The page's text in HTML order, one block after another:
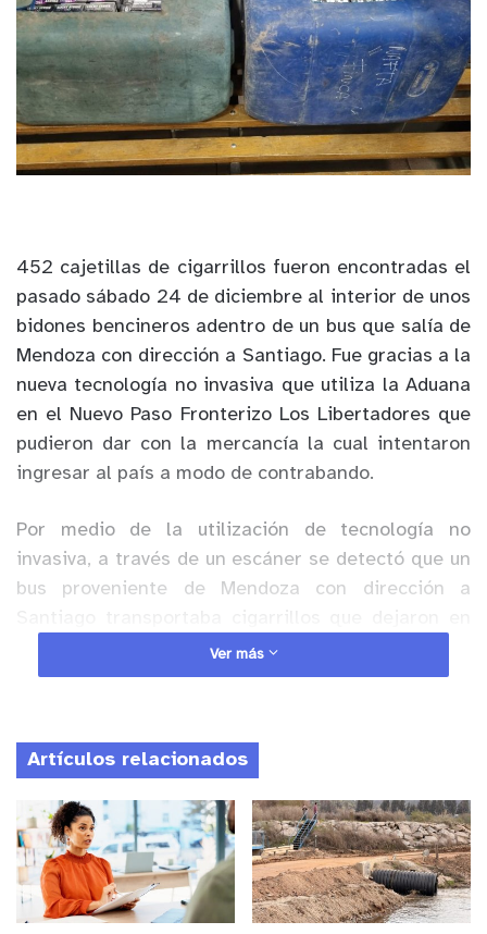
452 cajetillas de cigarrillos fueron encontradas el
pasado sábado 24 de diciembre al interior de unos
bidones bencineros adentro de un bus que salía de
Mendoza con dirección a Santiago. Fue gracias a la
nueva tecnología no invasiva que utiliza la Aduana
en el Nuevo Paso Fronterizo Los Libertadores que
pudieron dar con la mercancía la cual intentaron
ingresar al país a modo de contrabando.
Por medio de la utilización de tecnología no
invasiva, a través de un escáner se detectó que un
bus proveniente de Mendoza con dirección a
el maletero del bus, dentro de bidones de bencina.
Tras preguntarle al conductor, este negó saber de
Anuncio Patrocinado
Durante los últimos meses los controles en el Paso
Fronterizo Los Libertadores han aumentado
considerablemente y, a su vez, aumentaron en un
25% la cantidad de detenidos por intento de
contrabando, lo que demuestra que están
Ver más
Artículos relacionados